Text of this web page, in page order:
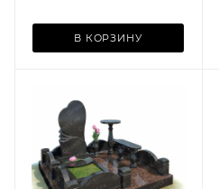
В КОРЗИНУ